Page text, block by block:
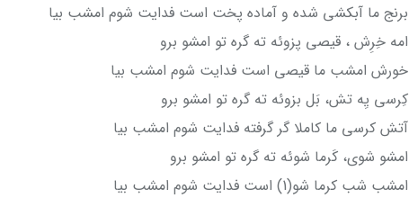
برنج ما آبکشی شده و آماده پخت است فدایت شوم امشب بیا
امه خِرِش ، قیصی پزوئه ته گره تو امشو برو
خورش امشب ما قیصی است فدایت شوم امشب بیا
کِرسی یِه تش، بَل بزوئه ته گره تو امشو برو
آتش کرسی ما کاملا گر گرفته فدایت شوم امشب بیا
امشو شوی، کَرما شوئه ته گره تو امشو برو
امشب شب کرما شو(1) است فدایت شوم امشب بیا